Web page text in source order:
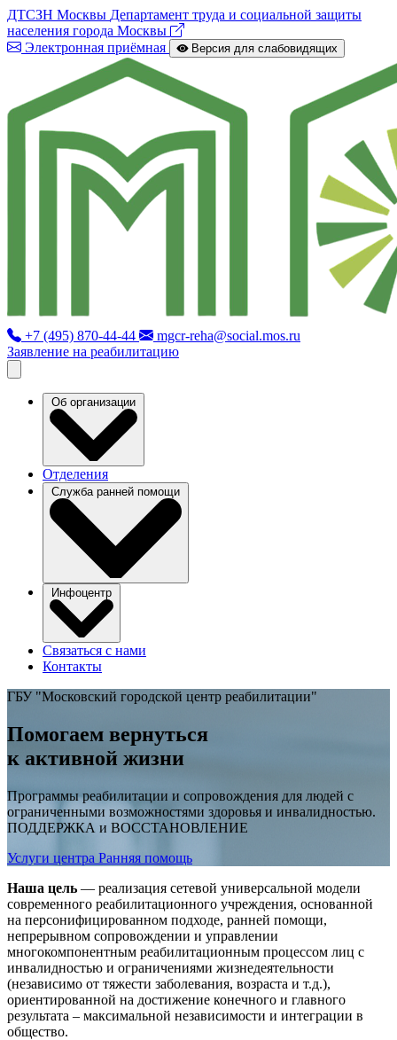
ДТСЗН Москвы Департамент труда и социальной защиты
населения города Москвы
Электронная приёмная
Версия для слабовидящих
+7 (495) 870-44-44
mgcr-reha@social.mos.ru
Заявление на реабилитацию
Об организации
Отделения
Служба ранней помощи
Инфоцентр
Связаться с нами
Контакты
ГБУ "Московский городской центр реабилитации"
Помогаем вернуться
к активной жизни
Программы реабилитации и сопровождения для людей с
ограниченными возможностями здоровья и инвалидностью.
ПОДДЕРЖКА и ВОССТАНОВЛЕНИЕ
Услуги центра Ранняя помощь
Наша цель — реализация сетевой универсальной модели
современного реабилитационного учреждения, основанной
на персонифицированном подходе, ранней помощи,
непрерывном сопровождении и управлении
многокомпонентным реабилитационным процессом лиц с
инвалидностью и ограничениями жизнедеятельности
(независимо от тяжести заболевания, возраста и т.д.),
ориентированной на достижение конечного и главного
результата – максимальной независимости и интеграции в
общество.